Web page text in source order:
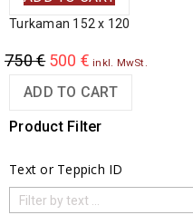
Turkaman 152 x 120
750€ 500 € inkl. MwSt.
ADD TO CART
Product Filter
Text or Teppich ID